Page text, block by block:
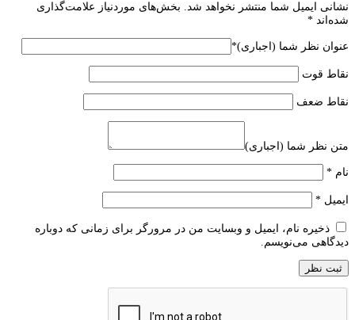
نشانی ایمیل شما منتشر نخواهد شد. بخش‌های موردنیاز علامت‌گذاری
شده‌اند *
عنوان نظر شما (اجباری)*
نقاط قوت
نقاط ضعف
متن نظر شما (اجباری)
نام *
ایمیل *
ذخیره نام، ایمیل و وبسایت من در مرورگر برای زمانی که دوباره
دیدگاهی می‌نویسم.